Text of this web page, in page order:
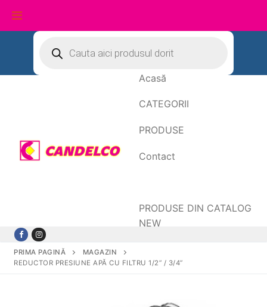
conținut
search
Acasă
CATEGORII
PRODUSE
Contact
PRODUSE DIN CATALOG
NEW
PRIMA PAGINĂ
MAGAZIN
REDUCTOR PRESIUNE APĂ CU FILTRU 1/2” / 3/4”